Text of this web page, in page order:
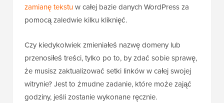
zamianę tekstuw całej bazie danych WordPress za
pomocą zaledwie kilku kliknięć.
Czy kiedykolwiek zmieniałeś nazwę domeny lub
przenosiłeś treści, tylko po to, by zdać sobie sprawę,
że musisz zaktualizować setki linków w całej swojej
witrynie? Jest to żmudne zadanie, które może zająć
godziny, jeśli zostanie wykonane ręcznie.